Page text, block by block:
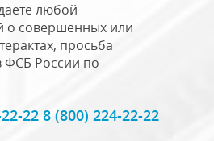
любой
о совершенных или
просьба
ФСБ России по
22 8 (800) 224-22-22